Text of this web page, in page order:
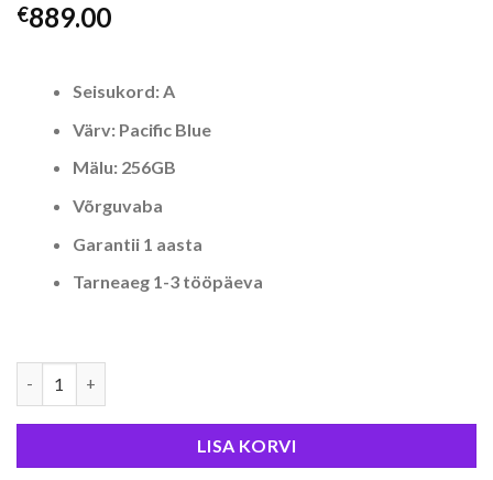
€889.00
Seisukord: A
Värv: Pacific Blue
Mälu: 256GB
Võrguvaba
Garantii 1 aasta
Tarneaeg 1-3 tööpäeva
LISA KORVI